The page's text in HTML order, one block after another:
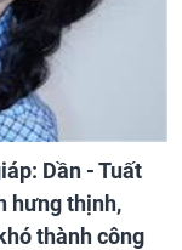
Dần - Tuất
hưng thịnh,
thành công